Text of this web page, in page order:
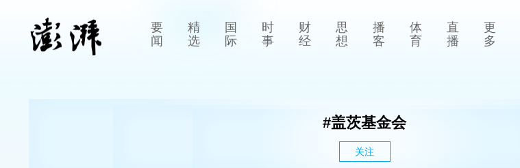
要
闻
精
选
国
际
时
事
财
经
思
想
播
客
体
育
直
播
更
多
#盖茨基金会
关注